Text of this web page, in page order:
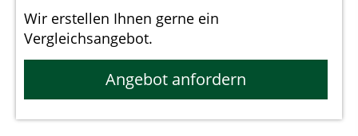
Wir erstellen Ihnen gerne ein
Vergleichsangebot.
Angebot anfordern